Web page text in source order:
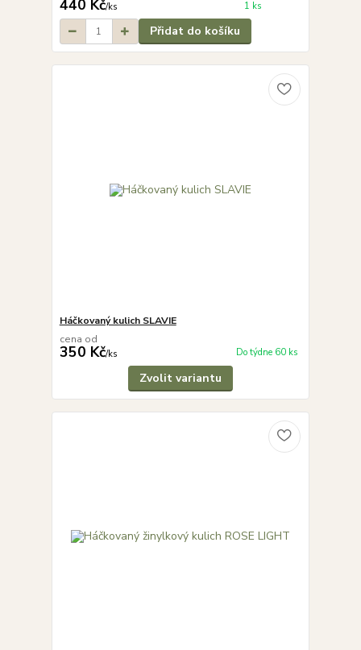
440 Kč/ks
1 ks
Přidat do košíku
Háčkovaný kulich SLAVIE
cena od
350 Kč/ks Do týdne 60 ks
Zvolit variantu